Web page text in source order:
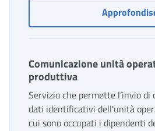
Comunicazione unità
produttiva
Servizio che permette l’invio di
dati identificativi dell'unità
cui sono occupati i dipendenti